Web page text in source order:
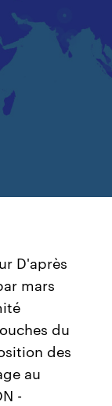
D'après
mars
du
des
au
-